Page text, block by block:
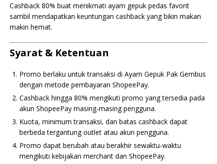
Cashback 80% buat menikmati ayam gepuk pedas favorit
sambil mendapatkan keuntungan cashback yang bikin makan
makin hemat.
Syarat & Ketentuan
Promo berlaku untuk transaksi di Ayam Gepuk Pak Gembus
dengan metode pembayaran ShopeePay.
Cashback hingga 80% mengikuti promo yang tersedia pada
akun ShopeePay masing-masing pengguna.
Kuota, minimum transaksi, dan batas cashback dapat
berbeda tergantung outlet atau akun pengguna.
Promo dapat berubah atau berakhir sewaktu-waktu
mengikuti kebijakan merchant dan ShopeePay.